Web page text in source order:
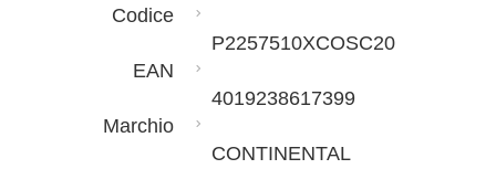
Codice
P2257510XCOSC20
EAN
4019238617399
Marchio
CONTINENTAL